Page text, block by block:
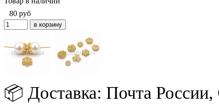
80 руб
📦 Доставка: Почта